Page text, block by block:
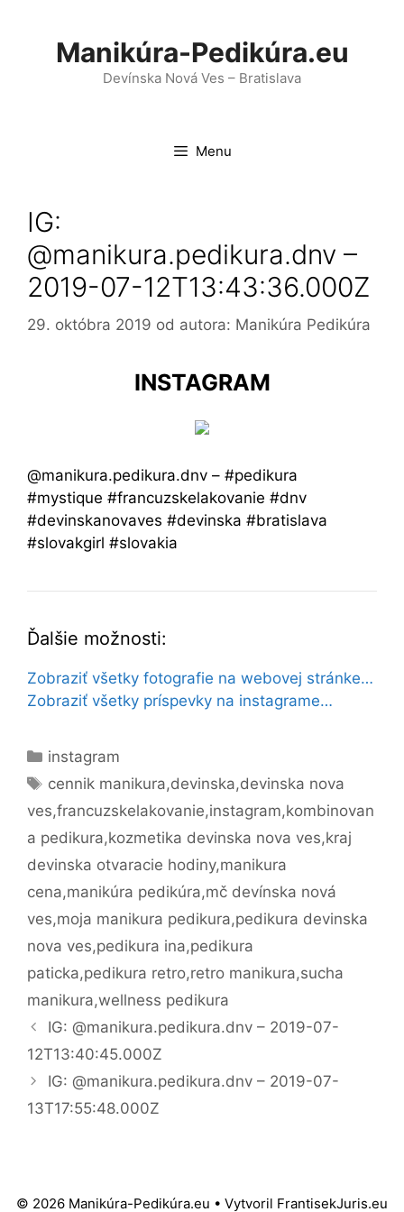
Manikúra-Pedikúra.eu
Devínska Nová Ves – Bratislava
Menu
IG:
@manikura.pedikura.dnv –
2019-07-12T13:43:36.000Z
29. októbra 2019 od autora: Manikúra Pedikúra
INSTAGRAM
@manikura.pedikura.dnv – #pedikura
#mystique #francuzskelakovanie #dnv
#devinskanovaves #devinska #bratislava
#slovakgirl #slovakia
Ďalšie možnosti:
Zobraziť všetky fotografie na webovej stránke…
Zobraziť všetky príspevky na instagrame…
Kategórie
instagram
Značky
cennik manikura,devinska,devinska nova
ves,francuzskelakovanie,instagram,kombinovan
a pedikura,kozmetika devinska nova ves,kraj
devinska otvaracie hodiny,manikura
cena,manikúra pedikúra,mč devínska nová
ves,moja manikura pedikura,pedikura devinska
nova ves,pedikura ina,pedikura
paticka,pedikura retro,retro manikura,sucha
manikura,wellness pedikura
Navigácia
článkami
IG: @manikura.pedikura.dnv – 2019-07-
12T13:40:45.000Z
IG: @manikura.pedikura.dnv – 2019-07-
13T17:55:48.000Z
© 2026 Manikúra-Pedikúra.eu • Vytvoril FrantisekJuris.eu